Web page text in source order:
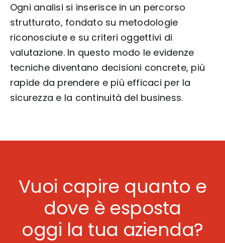
Ogni analisi si inserisce in un percorso
strutturato, fondato su metodologie
riconosciute e su criteri oggettivi di
valutazione. In questo modo le evidenze
tecniche diventano decisioni concrete, più
rapide da prendere e più efficaci per la
sicurezza e la continuità del business.
Vuoi capire quanto e
dove è esposta
oggi la tua azienda?